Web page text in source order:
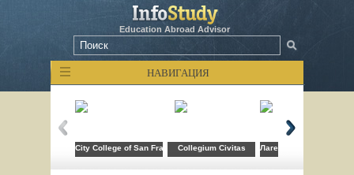
Education Abroad Advisor
НАВИГАЦИЯ
City College of San FranciscoCollegium Civitas Лагерь компьютерных